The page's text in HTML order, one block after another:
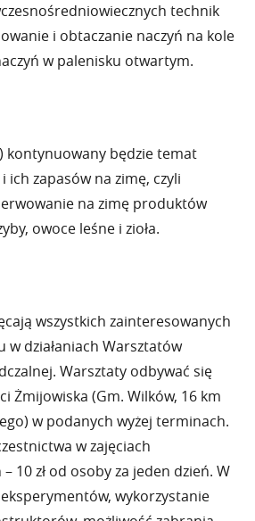
technik
i obtaczanie naczyń na kole
w palenisku otwartym.
kontynuowany będzie temat
ich zapasów na zimę, czyli
na zimę produktów
owoce leśne i zioła.
wszystkich zainteresowanych
w działaniach Warsztatów
Warsztaty odbywać się
Żmijowiska (Gm. Wilków, 16 km
w podanych wyżej terminach.
w zajęciach
10 zł od osoby za jeden dzień. W
wykorzystanie